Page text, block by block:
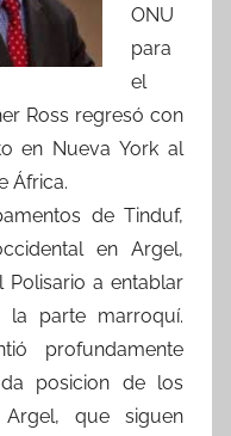
ONU
para
el
Ross regresó con
en Nueva York al
África.
de Tinduf,
en Argel,
Polisario a entablar
la parte marroquí.
profundamente
posicion de los
que siguen